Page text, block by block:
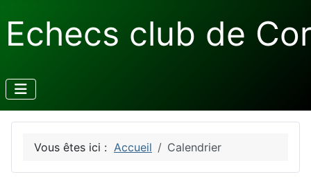
Echecs club de
Vous êtes ici : Accueil Calendrier